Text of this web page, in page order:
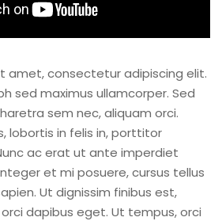
amet, consectetur adipiscing elit.
sed maximus ullamcorper. Sed
sem nec, aliquam orci.
lobortis in felis in, porttitor
ac erat ut ante imperdiet
et mi posuere, cursus tellus
Ut dignissim finibus est,
dapibus eget. Ut tempus, orci